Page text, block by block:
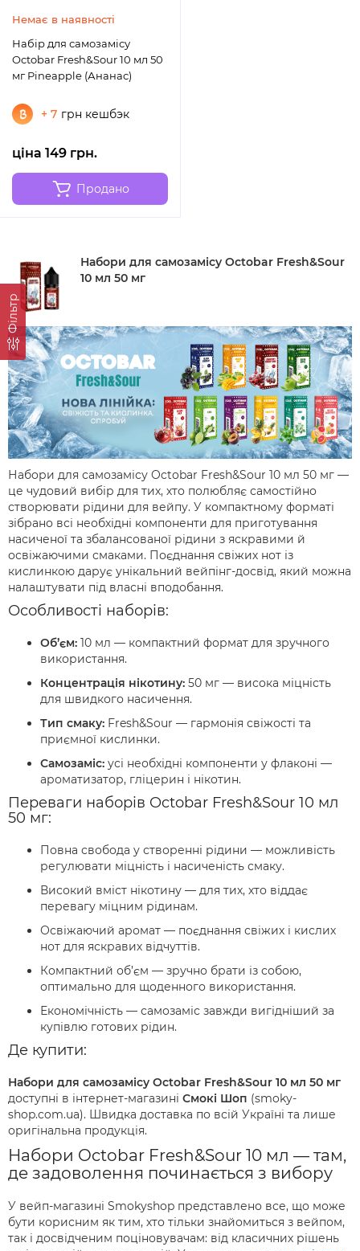
Фільтр
Немає в наявності
Набір для самозамісу
Octobar Fresh&Sour 10 мл 50
мг Pineapple (Ананас)
+ 7 грн кешбэк
ціна 149 грн.
Продано
Набори для самозамісу Octobar Fresh&Sour
10 мл 50 мг
Набори для самозамісу Octobar Fresh&Sour 10 мл 50 мг —
це чудовий вибір для тих, хто полюбляє самостійно
створювати рідини для вейпу. У компактному форматі
зібрано всі необхідні компоненти для приготування
насиченої та збалансованої рідини з яскравими й
освіжаючими смаками. Поєднання свіжих нот із
кислинкою дарує унікальний вейпінг-досвід, який можна
налаштувати під власні вподобання.
Особливості наборів:
Об’єм: 10 мл — компактний формат для зручного
використання.
Концентрація нікотину: 50 мг — висока міцність
для швидкого насичення.
Тип смаку: Fresh&Sour — гармонія свіжості та
приємної кислинки.
Самозаміс: усі необхідні компоненти у флаконі —
ароматизатор, гліцерин і нікотин.
Переваги наборів Octobar Fresh&Sour 10 мл
50 мг:
Повна свобода у створенні рідини — можливість
регулювати міцність і насиченість смаку.
Високий вміст нікотину — для тих, хто віддає
перевагу міцним рідинам.
Освіжаючий аромат — поєднання свіжих і кислих
нот для яскравих відчуттів.
Компактний об’єм — зручно брати із собою,
оптимально для щоденного використання.
Економічність — самозаміс завжди вигідніший за
купівлю готових рідин.
Де купити:
Набори для самозамісу Octobar Fresh&Sour 10 мл 50 мг
доступні в інтернет-магазині Смокі Шоп (smoky-
shop.com.ua). Швидка доставка по всій Україні та лише
оригінальна продукція.
Набори Octobar Fresh&Sour 10 мл — там,
де задоволення починається з вибору
У вейп-магазині Smokyshop представлено все, що може
бути корисним як тим, хто тільки знайомиться з вейпом,
так і досвідченим поціновувачам: від класичних рішень